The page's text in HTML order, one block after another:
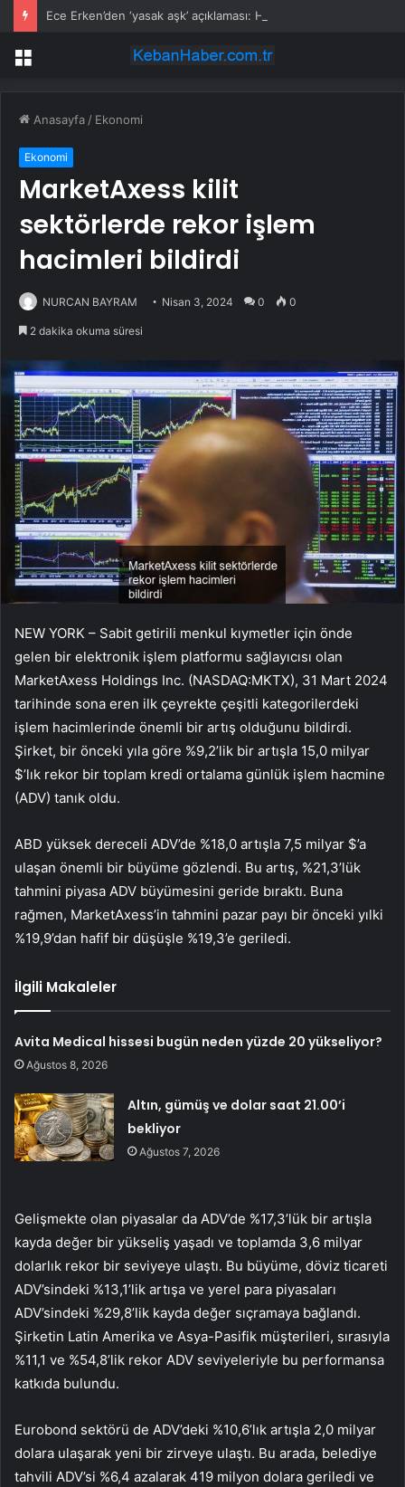
Menü
Anasayfa / Ekonomi
Ekonomi
MarketAxess kilit
sektörlerde rekor işlem
hacimleri bildirdi
NURCAN BAYRAM Nisan 3, 2024 0 0
2 dakika okuma süresi
NEW YORK – Sabit getirili menkul kıymetler için önde
gelen bir elektronik işlem platformu sağlayıcısı olan
MarketAxess Holdings Inc. (NASDAQ:MKTX), 31 Mart 2024
tarihinde sona eren ilk çeyrekte çeşitli kategorilerdeki
işlem hacimlerinde önemli bir artış olduğunu bildirdi.
Şirket, bir önceki yıla göre %9,2’lik bir artışla 15,0 milyar
$’lık rekor bir toplam kredi ortalama günlük işlem hacmine
(ADV) tanık oldu.
ABD yüksek dereceli ADV’de %18,0 artışla 7,5 milyar $’a
ulaşan önemli bir büyüme gözlendi. Bu artış, %21,3’lük
tahmini piyasa ADV büyümesini geride bıraktı. Buna
rağmen, MarketAxess’in tahmini pazar payı bir önceki yılki
%19,9’dan hafif bir düşüşle %19,3’e geriledi.
İlgili Makaleler
Avita Medical hissesi bugün neden yüzde 20 yükseliyor?
Ağustos 8, 2026
Altın, gümüş ve dolar saat 21.00’i
bekliyor
Ağustos 7, 2026
Gelişmekte olan piyasalar da ADV’de %17,3’lük bir artışla
kayda değer bir yükseliş yaşadı ve toplamda 3,6 milyar
dolarlık rekor bir seviyeye ulaştı. Bu büyüme, döviz ticareti
ADV’sindeki %13,1’lik artışa ve yerel para piyasaları
ADV’sindeki %29,8’lik kayda değer sıçramaya bağlandı.
Şirketin Latin Amerika ve Asya-Pasifik müşterileri, sırasıyla
%11,1 ve %54,8’lik rekor ADV seviyeleriyle bu performansa
katkıda bulundu.
Eurobond sektörü de ADV’deki %10,6’lık artışla 2,0 milyar
dolara ulaşarak yeni bir zirveye ulaştı. Bu arada, belediye
tahvili ADV’si %6,4 azalarak 419 milyon dolara geriledi ve